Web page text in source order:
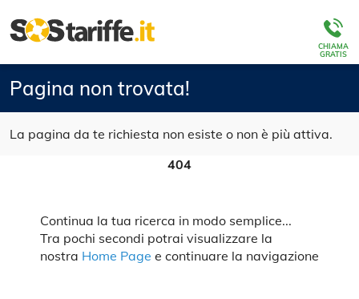
CHIAMA
GRATIS
Pagina non trovata!
La pagina da te richiesta non esiste o non è più attiva.
404
Continua la tua ricerca in modo semplice...
Tra pochi secondi potrai visualizzare la
nostra Home Page e continuare la navigazione